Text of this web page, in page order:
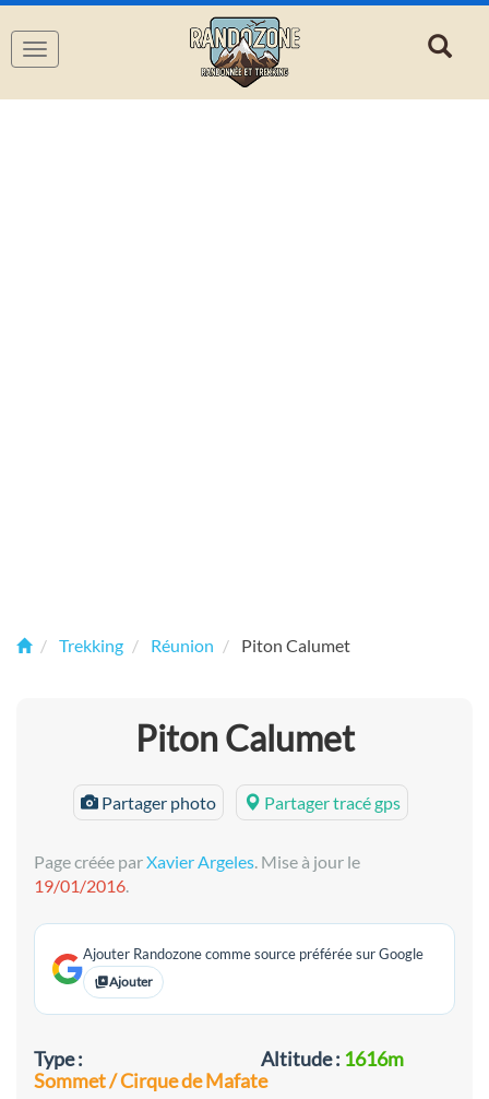
Navigation
Trekking Réunion Piton Calumet
Piton Calumet
Partager photo Partager tracé gps
Page créée parXavier Argeles. Mise à jour le
19/01/2016.
Ajouter Randozone comme source préférée sur Google
Ajouter
Type :
Sommet / Cirque de Mafate
Altitude : 1616m